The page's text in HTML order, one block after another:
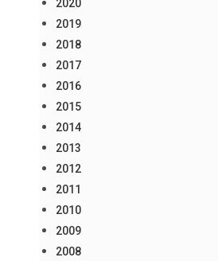
2020
2019
2018
2017
2016
2015
2014
2013
2012
2011
2010
2009
2008